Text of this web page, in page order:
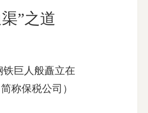
”之道
巨人般矗立在
称保税公司）